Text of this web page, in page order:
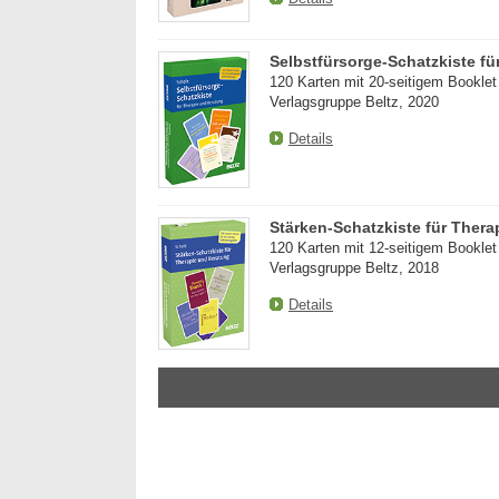
Selbstfürsorge-Schatzkiste
120 Karten mit 20-seitigem
Verlagsgruppe Beltz, 2020
Details
Stärken-Schatzkiste für
120 Karten mit 12-seitigem
Verlagsgruppe Beltz, 2018
Details
September 2026
Berlin/ Mitte
weitere Praktikumsgesuche
74731